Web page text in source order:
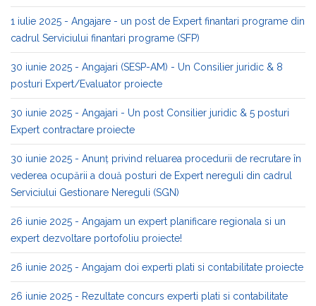
1 iulie 2025 - Angajare - un post de Expert finantari programe din
cadrul Serviciului finantari programe (SFP)
30 iunie 2025 - Angajari (SESP-AM) - Un Consilier juridic & 8
posturi Expert/Evaluator proiecte
30 iunie 2025 - Angajari - Un post Consilier juridic & 5 posturi
Expert contractare proiecte
30 iunie 2025 - Anunț privind reluarea procedurii de recrutare în
vederea ocupării a două posturi de Expert nereguli din cadrul
Serviciului Gestionare Nereguli (SGN)
26 iunie 2025 - Angajam un expert planificare regionala si un
expert dezvoltare portofoliu proiecte!
26 iunie 2025 - Angajam doi experti plati si contabilitate proiecte
26 iunie 2025 - Rezultate concurs experti plati si contabilitate